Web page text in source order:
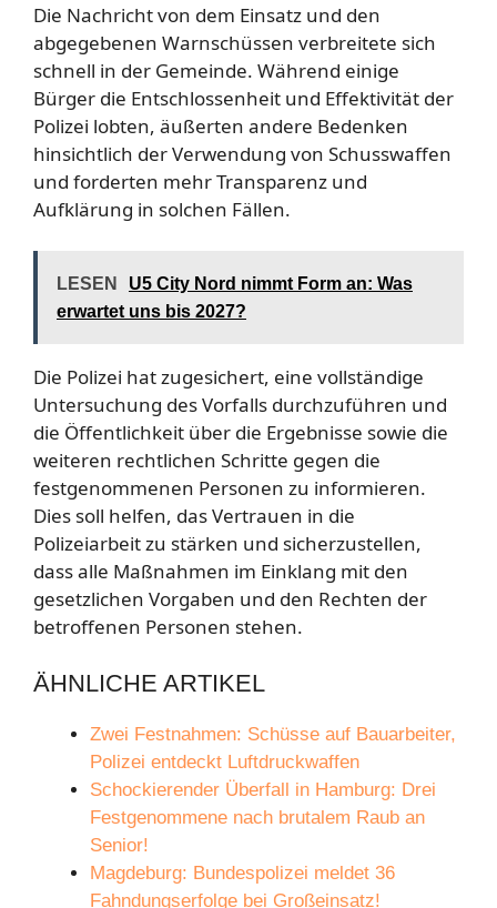
Die Nachricht von dem Einsatz und den
abgegebenen Warnschüssen verbreitete sich
schnell in der Gemeinde. Während einige
Bürger die Entschlossenheit und Effektivität der
Polizei lobten, äußerten andere Bedenken
hinsichtlich der Verwendung von Schusswaffen
und forderten mehr Transparenz und
Aufklärung in solchen Fällen.
LESEN
U5 City Nord nimmt Form an: Was
erwartet uns bis 2027?
Die Polizei hat zugesichert, eine vollständige
Untersuchung des Vorfalls durchzuführen und
die Öffentlichkeit über die Ergebnisse sowie die
weiteren rechtlichen Schritte gegen die
festgenommenen Personen zu informieren.
Dies soll helfen, das Vertrauen in die
Polizeiarbeit zu stärken und sicherzustellen,
dass alle Maßnahmen im Einklang mit den
gesetzlichen Vorgaben und den Rechten der
betroffenen Personen stehen.
ÄHNLICHE ARTIKEL
Zwei Festnahmen: Schüsse auf Bauarbeiter,
Polizei entdeckt Luftdruckwaffen
Schockierender Überfall in Hamburg: Drei
Festgenommene nach brutalem Raub an
Senior!
Magdeburg: Bundespolizei meldet 36
Fahndungserfolge bei Großeinsatz!